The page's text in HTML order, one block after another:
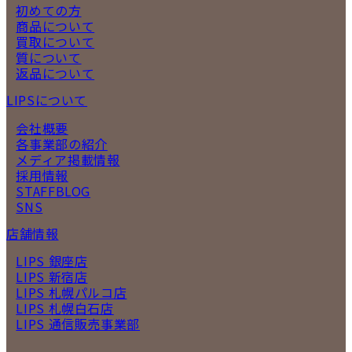
初めての方
商品について
買取について
質について
返品について
LIPSについて
会社概要
各事業部の紹介
メディア掲載情報
採用情報
STAFFBLOG
SNS
店舗情報
LIPS 銀座店
LIPS 新宿店
LIPS 札幌パルコ店
LIPS 札幌白石店
LIPS 通信販売事業部